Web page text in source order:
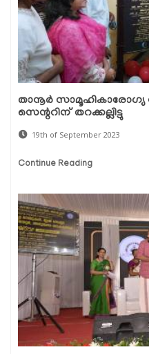
താനൂര്‍ സാമൂഹികാരോഗ്യ
സെന്ററിന് തറക്കല്ലിട്ടു
19th of September 2023
Continue Reading